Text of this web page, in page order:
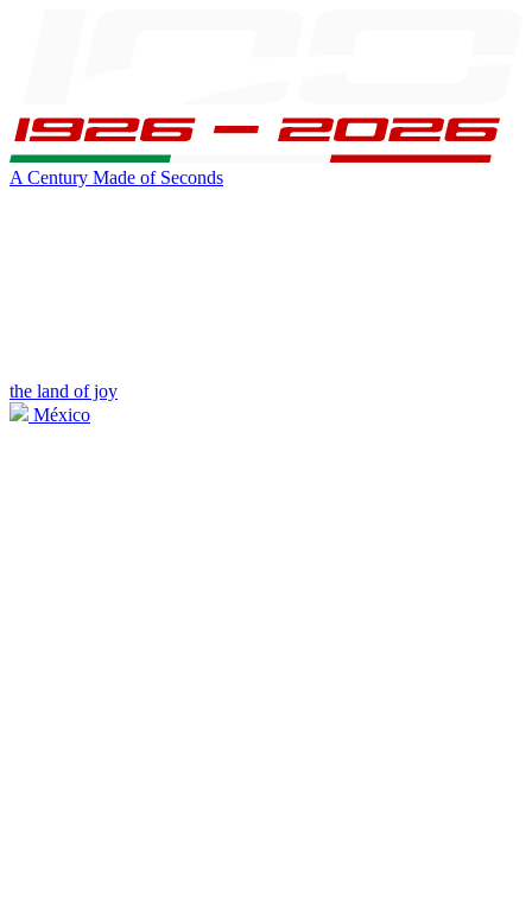
A Century Made of Seconds
the land of joy
México